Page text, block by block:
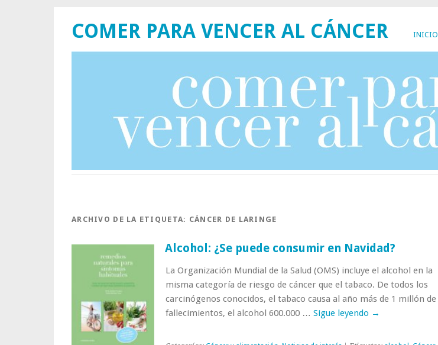
INICIO
COMER PARA VENCER AL CÁNCER
ARCHIVO DE LA ETIQUETA: CÁNCER DE LARINGE
Alcohol: ¿Se puede consumir en Navidad?
La Organización Mundial de la Salud (OMS) incluye el alcohol en la
misma categoría de riesgo de cáncer que el tabaco. De todos los
carcinógenos conocidos, el tabaco causa al año más de 1 millón de
fallecimientos, el alcohol 600.000 … Sigue leyendo →